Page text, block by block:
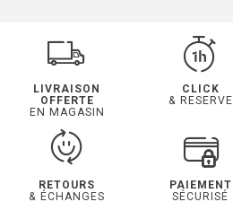
LIVRAISON
OFFERTE
EN MAGASIN
CLICK
& RESERVE
RETOURS
& ÉCHANGES
PAIEMENT
SÉCURISÉ